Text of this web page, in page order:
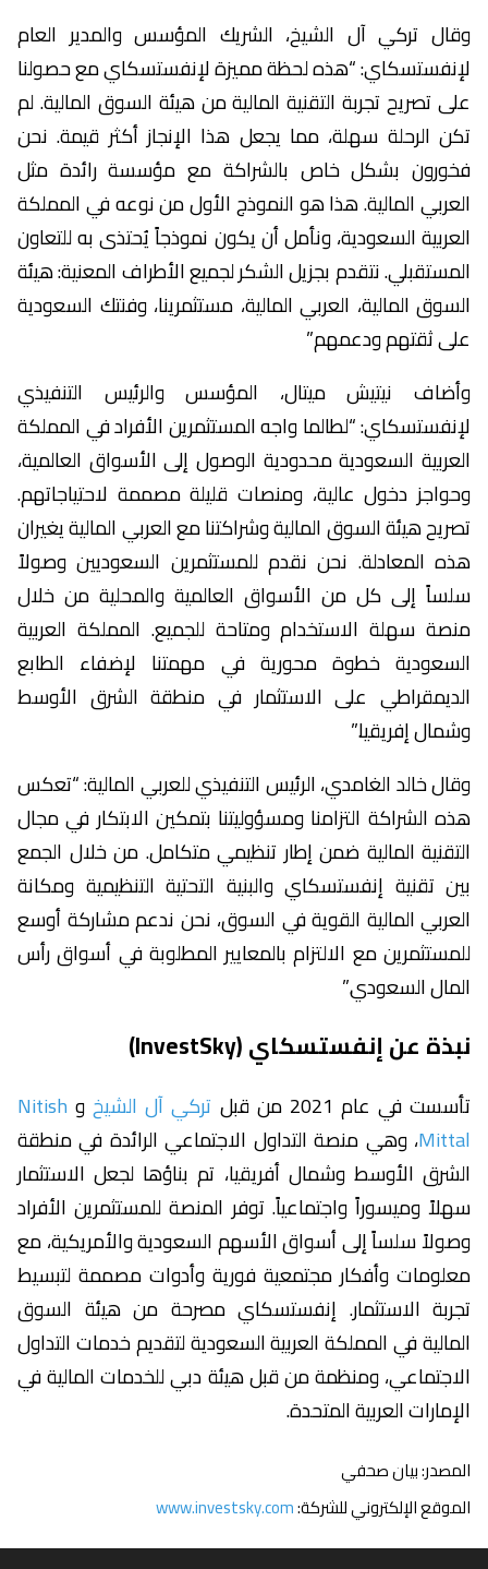
وقال تركي آل الشيخ، الشريك المؤسس والمدير العام
لإنفستسكاي: “هذه لحظة مميزة لإنفستسكاي مع حصولنا
على تصريح تجربة التقنية المالية من هيئة السوق المالية. لم
تكن الرحلة سهلة، مما يجعل هذا الإنجاز أكثر قيمة. نحن
فخورون بشكل خاص بالشراكة مع مؤسسة رائدة مثل
العربي المالية. هذا هو النموذج الأول من نوعه في المملكة
العربية السعودية، ونأمل أن يكون نموذجاً يُحتذى به للتعاون
المستقبلي. نتقدم بجزيل الشكر لجميع الأطراف المعنية: هيئة
السوق المالية، العربي المالية، مستثمرينا، وفنتك السعودية
على ثقتهم ودعمهم”
وأضاف نيتيش ميتال، المؤسس والرئيس التنفيذي
لإنفستسكاي: “لطالما واجه المستثمرين الأفراد في المملكة
العربية السعودية محدودية الوصول إلى الأسواق العالمية،
وحواجز دخول عالية، ومنصات قليلة مصممة لاحتياجاتهم.
تصريح هيئة السوق المالية وشراكتنا مع العربي المالية يغيران
هذه المعادلة. نحن نقدم للمستثمرين السعوديين وصولاً
سلساً إلى كل من الأسواق العالمية والمحلية من خلال
منصة سهلة الاستخدام ومتاحة للجميع. المملكة العربية
السعودية خطوة محورية في مهمتنا لإضفاء الطابع
الديمقراطي على الاستثمار في منطقة الشرق الأوسط
وشمال إفريقيا.”
وقال خالد الغامدي، الرئيس التنفيذي للعربي المالية: “تعكس
هذه الشراكة التزامنا ومسؤوليتنا بتمكين الابتكار في مجال
التقنية المالية ضمن إطار تنظيمي متكامل. من خلال الجمع
بين تقنية إنفستسكاي والبنية التحتية التنظيمية ومكانة
العربي المالية القوية في السوق، نحن ندعم مشاركة أوسع
للمستثمرين مع الالتزام بالمعايير المطلوبة في أسواق رأس
المال السعودي.”
نبذة عن إنفستسكاي(InvestSky)
تأسست في عام 2021 من قبل تركي آل الشيخو ‏ Nitish
Mittal، وهي منصة التداول الاجتماعي الرائدة في منطقة
الشرق الأوسط وشمال أفريقيا، تم بناؤها لجعل الاستثمار
سهلاً وميسوراً واجتماعياً. توفر المنصة للمستثمرين الأفراد
وصولاً سلساً إلى أسواق الأسهم السعودية والأمريكية، مع
معلومات وأفكار مجتمعية فورية وأدوات مصممة لتبسيط
تجربة الاستثمار. إنفستسكاي مصرحة من هيئة السوق
المالية في المملكة العربية السعودية لتقديم خدمات التداول
الاجتماعي، ومنظمة من قبل هيئة دبي للخدمات المالية في
الإمارات العربية المتحدة.
المصدر: بيان صحفي
الموقع الإلكتروني للشركة:www.investsky.com